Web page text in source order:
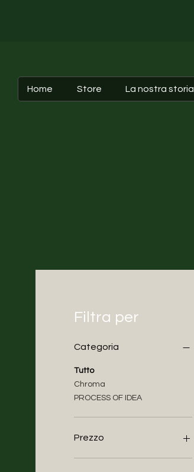
Home Store La nostra storia
Filtra per
Categoria
Tutto
Chroma
PROCESS OF IDEA
Prezzo